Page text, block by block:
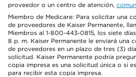
proveedor o un centro de atención,
Miembro de Medicare: Para solicitar una
de proveedores de Kaiser Permanente,
Miembros al 1-800-443-0815, los siete
8 p. m. Kaiser Permanente le enviará una
de proveedores en un plazo de tres (3)
solicitud. Kaiser Permanente podría
copia impresa es una solicitud única o si
para recibir esta copia impresa.